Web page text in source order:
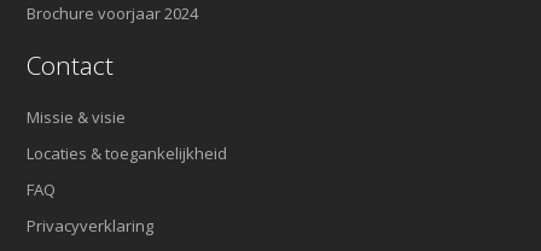
Brochure voorjaar 2024
Contact
Missie & visie
Locaties & toegankelijkheid
FAQ
Privacyverklaring